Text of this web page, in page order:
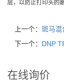
层，以防止打印头的
上一个： 斑马混
下一个： DNP
在线询价